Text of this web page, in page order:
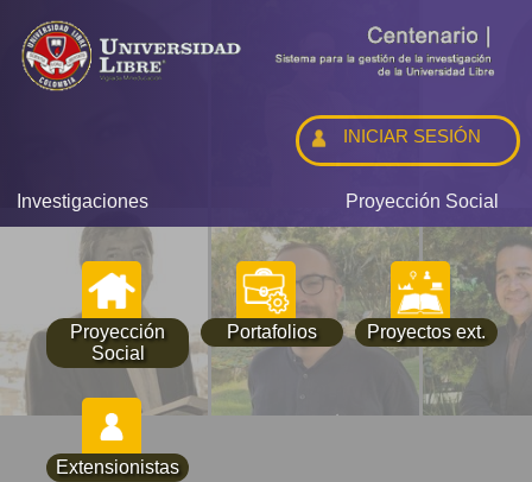
Investigaciones Proyección Social
Proyección
Social
Portafolios Proyectos ext.
Extensionistas
INICIAR SESIÓN